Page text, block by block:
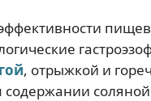
, отрыжкой и